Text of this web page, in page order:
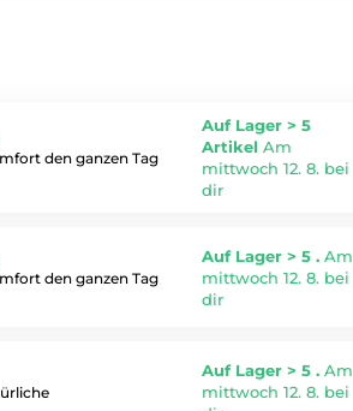
den ganzen Tag
Auf Lager > 5
Artikel Am
mittwoch 12. 8. bei
dir
den ganzen Tag
Auf Lager > 5 . Am
mittwoch 12. 8. bei
dir
Auf Lager > 5 . Am
mittwoch 12. 8. bei